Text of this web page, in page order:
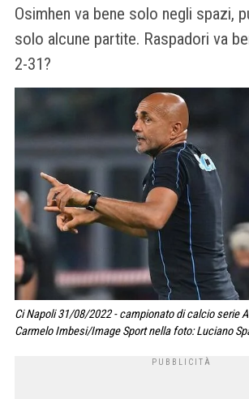
Osimhen va bene solo negli spazi,
solo alcune partite. Raspadori va
2-31?
Ci Napoli 31/08/2022 - campionato di calcio serie
Carmelo Imbesi/Image Sport nella foto: Luciano